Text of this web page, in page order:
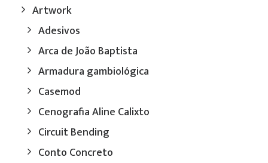
Artwork
Adesivos
Arca de João Baptista
Armadura gambiológica
Casemod
Cenografia Aline Calixto
Circuit Bending
Conto Concreto